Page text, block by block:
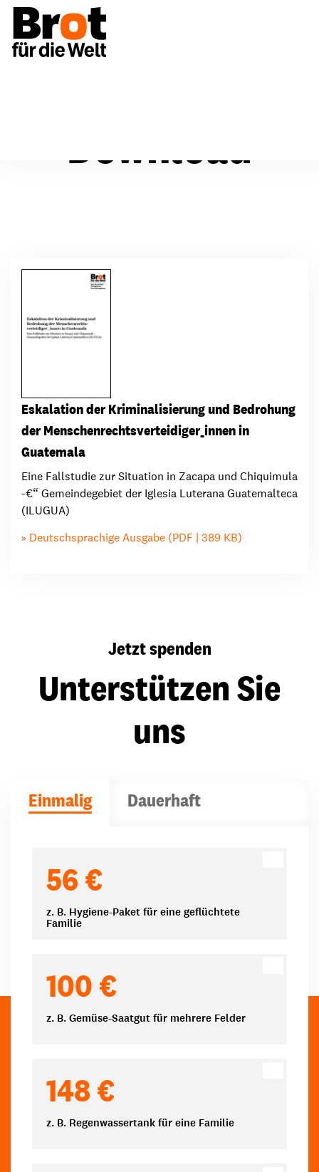
Download
Eskalation der Kriminalisierung und Bedrohung
der Menschenrechtsverteidiger_innen in
Guatemala
Eine Fallstudie zur Situation in Zacapa und Chiquimula
-€“ Gemeindegebiet der Iglesia Luterana Guatemalteca
(ILUGUA)
Deutschsprachige Ausgabe (PDF | 389 KB)
Jetzt spenden
Unterstützen Sie
uns
Einmalig Dauerhaft
56 €
z. B. Hygiene-Paket für eine geflüchtete
Familie
100 €
z. B. Gemüse-Saatgut für mehrere Felder
148 €
z. B. Regenwassertank für eine Familie